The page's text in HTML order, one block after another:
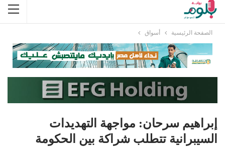
الصفحة الرئيسية أسواق
إبراهيم سرحان: مواجهة التهديدات
السيبرانية تتطلب شراكة بين الحكومة